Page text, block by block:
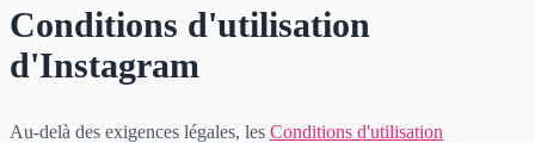
Conditions d'utilisation
d'Instagram
Au-delà des exigences légales, les Conditions d'utilisation